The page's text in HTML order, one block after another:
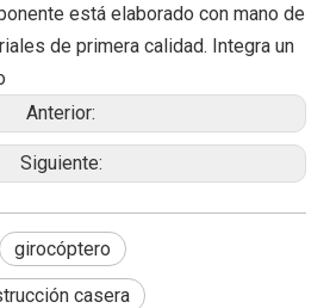
está elaborado con mano de
de primera calidad. Integra un
Anterior:
Siguiente:
girocóptero
casera